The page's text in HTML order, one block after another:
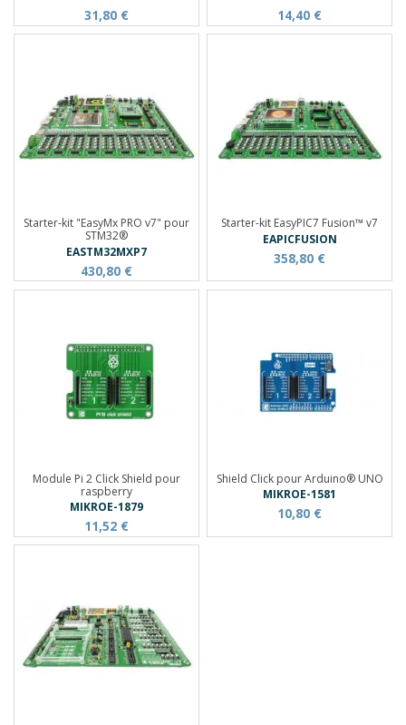
31,80 € 14,40 €
Starter-kit "EasyMx PRO v7" pour
STM32®
EASTM32MXP7
430,80 €
Starter-kit EasyPIC7 Fusion™ v7
EAPICFUSION
358,80 €
Module Pi 2 Click Shield pour
raspberry
MIKROE-1879
11,52 €
Shield Click pour Arduino® UNO
MIKROE-1581
10,80 €